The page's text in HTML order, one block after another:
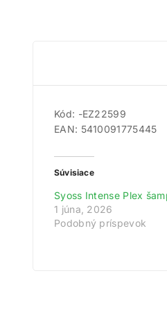
Kód: -EZ22599
EAN: 5410091775445
Súvisiace
Syoss Intense Plex
1 júna, 2026
Podobný príspevok